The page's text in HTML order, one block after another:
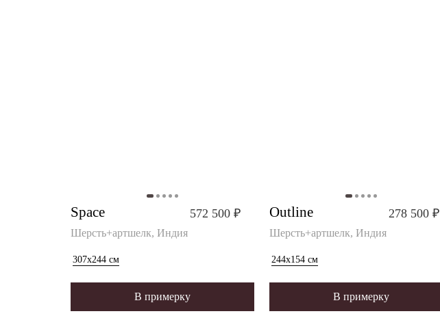
Space 572 500 ₽
Шерсть+артшелк, Индия
307x244 см
В примерку
Outline 278 500 ₽
Шерсть+артшелк, Индия
244x154 см
В примерку